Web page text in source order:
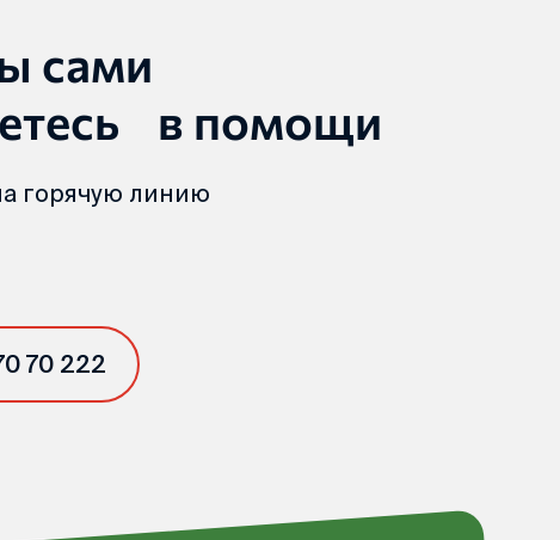
сами
в помощи
горячую линию
70 222